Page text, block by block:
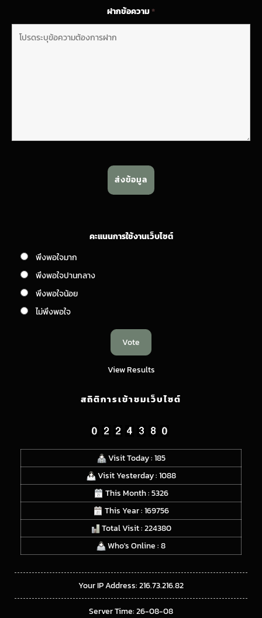
ฝากข้อความ*
คะแนนการใช้งานเว็บไซต์
พึงพอใจมาก
พึงพอใจปานกลาง
พึงพอใจน้อย
ไม่พึงพอใจ
View Results
สถิติการเข้าชมเว็บไซต์
Visit Today : 185
Visit Yesterday : 1088
This Month : 5326
This Year : 169756
Total Visit : 224380
Who's Online : 8
Your IP Address: 216.73.216.82
Server Time: 26-08-08